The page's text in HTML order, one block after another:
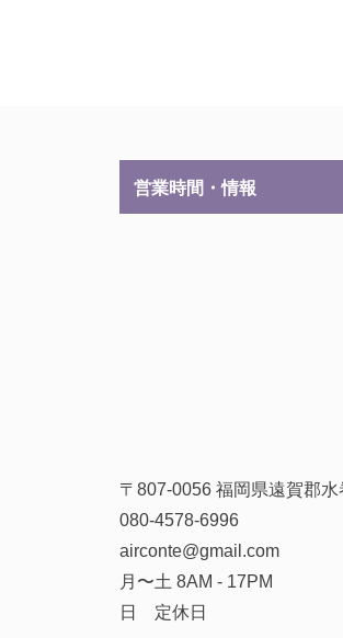
営業時間・情報
〒807-0056 福岡県遠賀郡
080-4578-6996
airconte@gmail.com
月〜土 8AM - 17PM
日 定休日